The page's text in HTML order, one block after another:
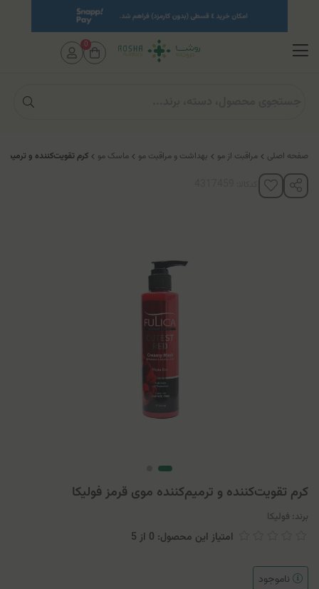
صفحه اصلی مراقبت از مو بهداشت و مراقبت مو ماسک مو کرم تقویت‌کننده و
کرم تقویت‌کننده و ترمیم‌کننده موی قرمز فولیکا
برند: فولیکا
امتیاز این محصول: 0 از 5
ناموجود
0